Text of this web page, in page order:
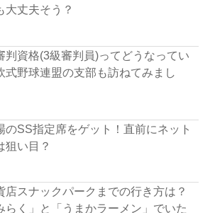
大丈夫そう？
判資格(3級審判員)ってどうなってい
式野球連盟の支部も訪ねてみまし
のSS指定席をゲット！直前にネット
狙い目？
店スナックパークまでの行き方は？
らく」と「うまかラーメン」でいた